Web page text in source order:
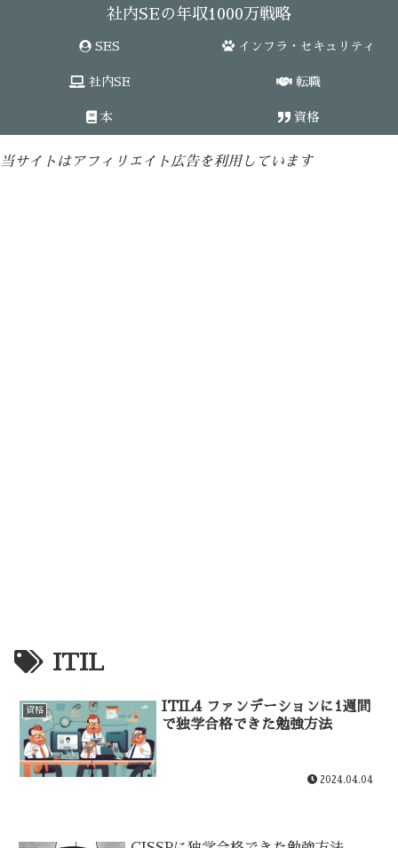
社内SEの年収1000万戦略
SES インフラ・セキュリティ
社内SE 転職
本 資格
当サイトはアフィリエイト広告を利用しています
ITIL
資格
ITIL4 ファンデーションに1週間
で独学合格できた勉強方法
2024.04.04